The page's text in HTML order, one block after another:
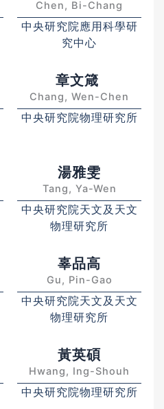
Chen, Bi-Chang
中央研究院應用科學研
究中心
章文箴
Chang, Wen-Chen
中央研究院物理研究所
湯雅雯
Tang, Ya-Wen
中央研究院天文及天文
物理研究所
辜品高
Gu, Pin-Gao
中央研究院天文及天文
物理研究所
黃英碩
Hwang, Ing-Shouh
中央研究院物理研究所